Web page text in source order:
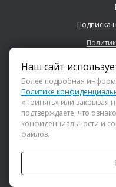
АНО «ДИРЕКЦИЯ
Подписка
+7
Наш сайт
Более подробная
Политике
«Принять» или закрывая
подтверждаете, что
конфиденциальности и
файлов.